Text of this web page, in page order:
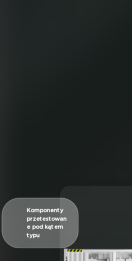
Komponenty
przetestowan
e pod kątem
typu